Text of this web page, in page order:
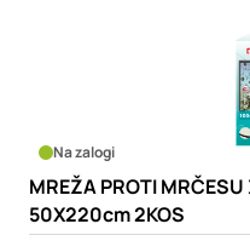
Na zalogi
MREŽA PROTI
50X220cm 2KOS